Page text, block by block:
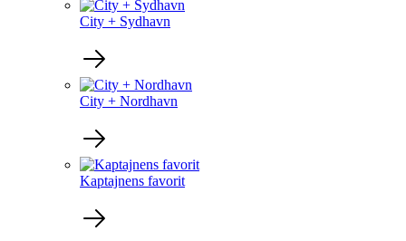
City + Sydhavn
City + Nordhavn
Kaptajnens favorit